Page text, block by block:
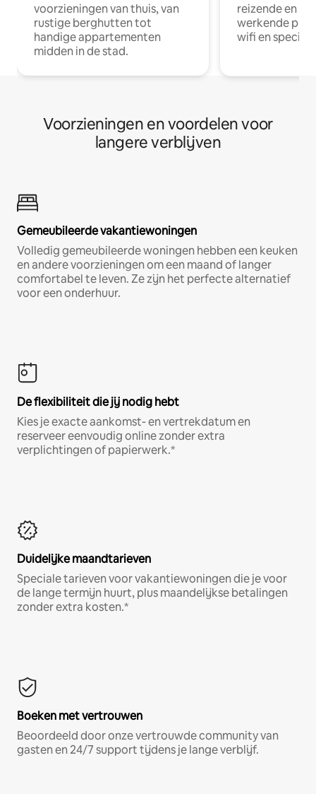
voorzieningen van thuis, van
rustige berghutten tot
handige appartementen
midden in de stad.
reizende en
werkende
wifi en
Voorzieningen en voordelen voor
langere verblijven
Gemeubileerde vakantiewoningen
Volledig gemeubileerde woningen hebben een keuken
en andere voorzieningen om een maand of langer
comfortabel te leven. Ze zijn het perfecte alternatief
voor een onderhuur.
De flexibiliteit die jij nodig hebt
Kies je exacte aankomst- en vertrekdatum en
reserveer eenvoudig online zonder extra
verplichtingen of papierwerk.*
Duidelijke maandtarieven
Speciale tarieven voor vakantiewoningen die je voor
de lange termijn huurt, plus maandelijkse betalingen
zonder extra kosten.*
Boeken met vertrouwen
Beoordeeld door onze vertrouwde community van
gasten en 24/7 support tijdens je lange verblijf.